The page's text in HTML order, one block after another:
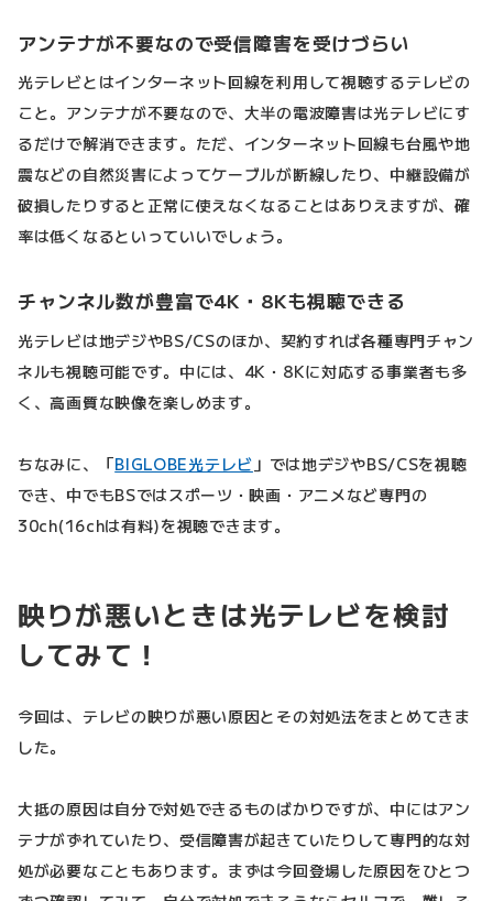
アンテナが不要なので受信障害を受けづらい
光テレビとはインターネット回線を利用して視聴するテレビの
こと。アンテナが不要なので、大半の電波障害は光テレビにす
るだけで解消できます。ただ、インターネット回線も台風や地
震などの自然災害によってケーブルが断線したり、中継設備が
破損したりすると正常に使えなくなることはありえますが、確
率は低くなるといっていいでしょう。
チャンネル数が豊富で4K・8Kも視聴できる
光テレビは地デジやBS/CSのほか、契約すれば各種専門チャン
ネルも視聴可能です。中には、4K・8Kに対応する事業者も多
く、高画質な映像を楽しめます。
ちなみに、「BIGLOBE光テレビ 」では地デジやBS/CSを視聴
でき、中でもBSではスポーツ・映画・アニメなど専門の
30ch(16chは有料)を視聴できます。
映りが悪いときは光テレビを検討
してみて！
今回は、テレビの映りが悪い原因とその対処法をまとめてきま
した。
大抵の原因は自分で対処できるものばかりですが、中にはアン
テナがずれていたり、受信障害が起きていたりして専門的な対
処が必要なこともあります。まずは今回登場した原因をひとつ